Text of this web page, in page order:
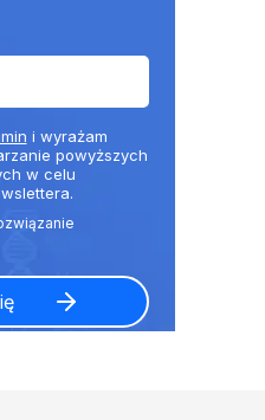
i wyrażam
powyższych
w celu